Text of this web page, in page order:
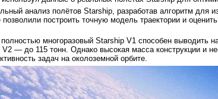
анализ полётов Starship, разработав алгоритм для
построить точную модель траектории и
многоразовый Starship V1 способен выводить
— до 115 тонн. Однако высокая масса конструкции и
задач на околоземной орбите.